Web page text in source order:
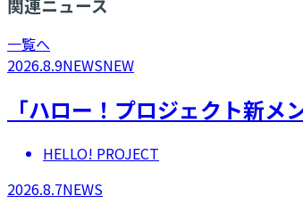
一覧へ
2026.8.9NEWSNEW
「ハロー！プロジェクト新メ
HELLO! PROJECT
2026.8.7NEWS